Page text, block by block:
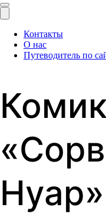
Контакты
О нас
Путеводитель по